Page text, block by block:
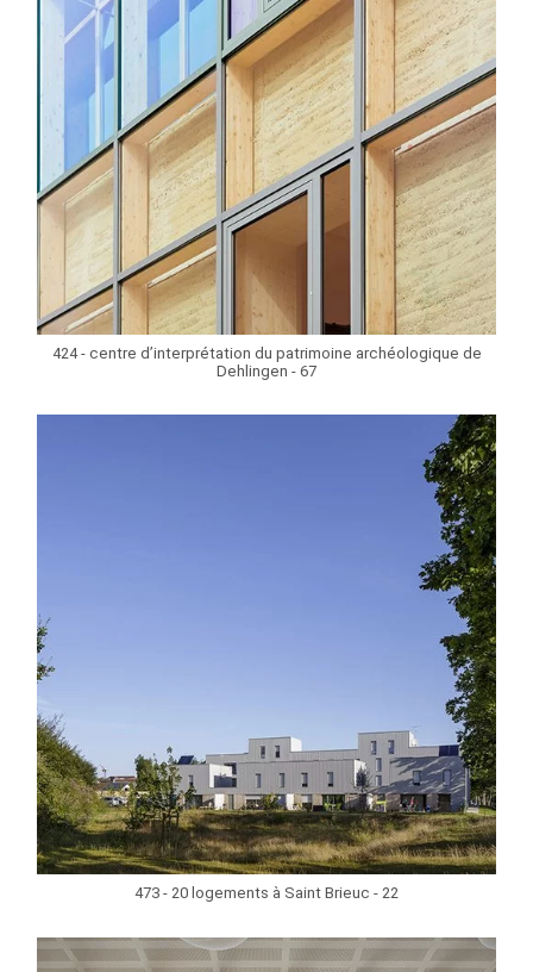
424 - centre d’interprétation du patrimoine archéologique de
Dehlingen - 67
473 - 20 logements à Saint Brieuc - 22